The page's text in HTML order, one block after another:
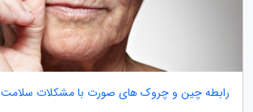
رابطه چین و چروک های صورت با مشکلات سلامت